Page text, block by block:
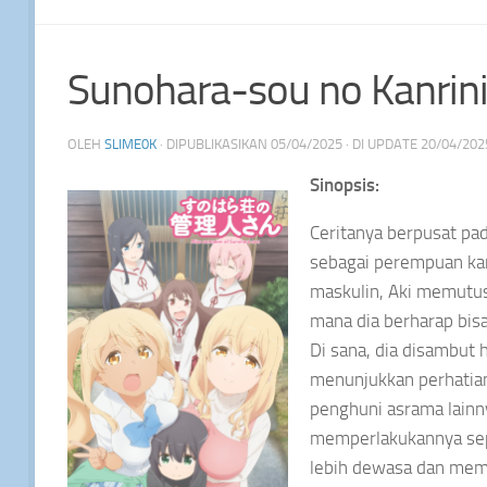
Sunohara-sou no
OLEH SLIME0K · DIPUBLIKASIKAN 05/04/2025 · DI UPDATE 20/04/
Sinopsis:
Ceritanya berpusat
sebagai perempuan
maskulin, Aki
mana dia berharap
Di sana, dia disambut
menunjukkan
penghuni asrama
memperlakukannya
lebih dewasa dan